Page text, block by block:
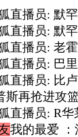
直播员: 默
直播员: 默
直播员: 老
直播员: 巴
直播员: 比
斯再抢进攻
直播员: R
我的最爱